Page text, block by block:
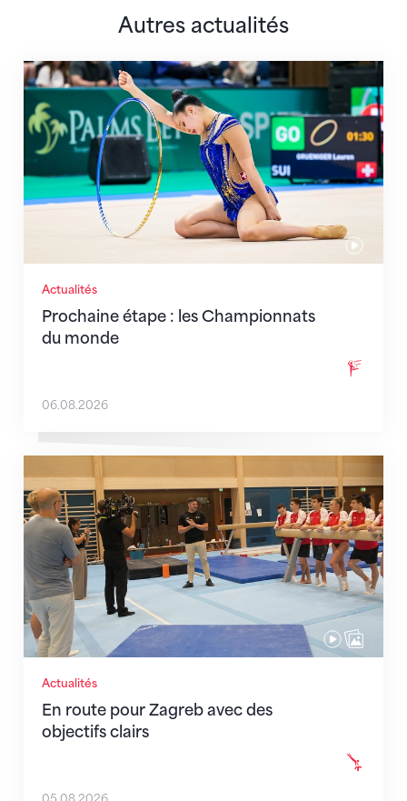
Autres actualités
Actualités
Prochaine étape : les Championnats
du monde
Prochaine étape : les Championnats du monde
06.08.2026
Actualités
En route pour Zagreb avec des
objectifs clairs
En route pour Zagreb avec des objectifs clairs